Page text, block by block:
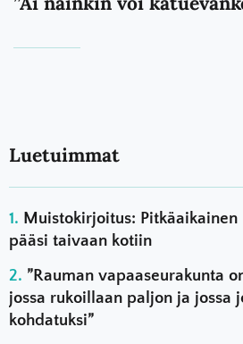
Luetuimmat
Muistokirjoitus: Pitkäaikainen
pääsi taivaan kotiin
”Rauman vapaaseurakunta
jossa rukoillaan paljon ja jossa
kohdatuksi”